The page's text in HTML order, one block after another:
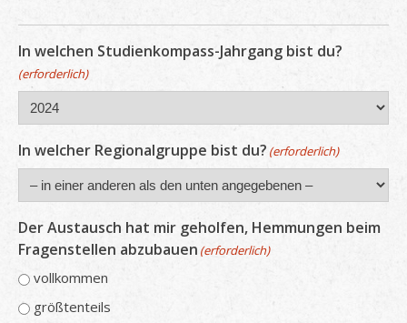
In welchen Studienkompass-Jahrgang bist du?
(erforderlich)
In welcher Regionalgruppe bist du? (erforderlich)
Der Austausch hat mir geholfen, Hemmungen beim
Fragenstellen abzubauen (erforderlich)
vollkommen
größtenteils